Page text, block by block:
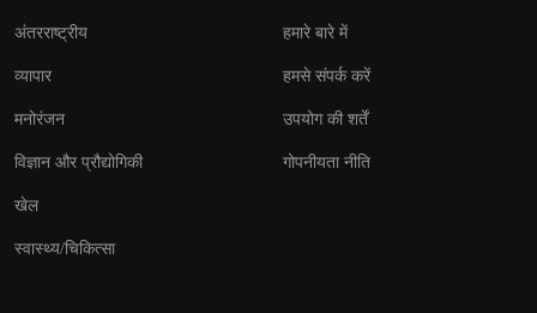
अंतरराष्ट्रीय
व्यापार
मनोरंजन
विज्ञान और प्रौद्योगिकी
खेल
स्वास्थ्य/चिकित्सा
हमारे बारे में
हमसे संपर्क करें
उपयोग की शर्तें
गोपनीयता नीति